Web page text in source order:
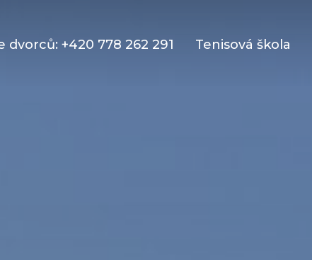
dvorců: +420 778 262 291 Tenisová škola